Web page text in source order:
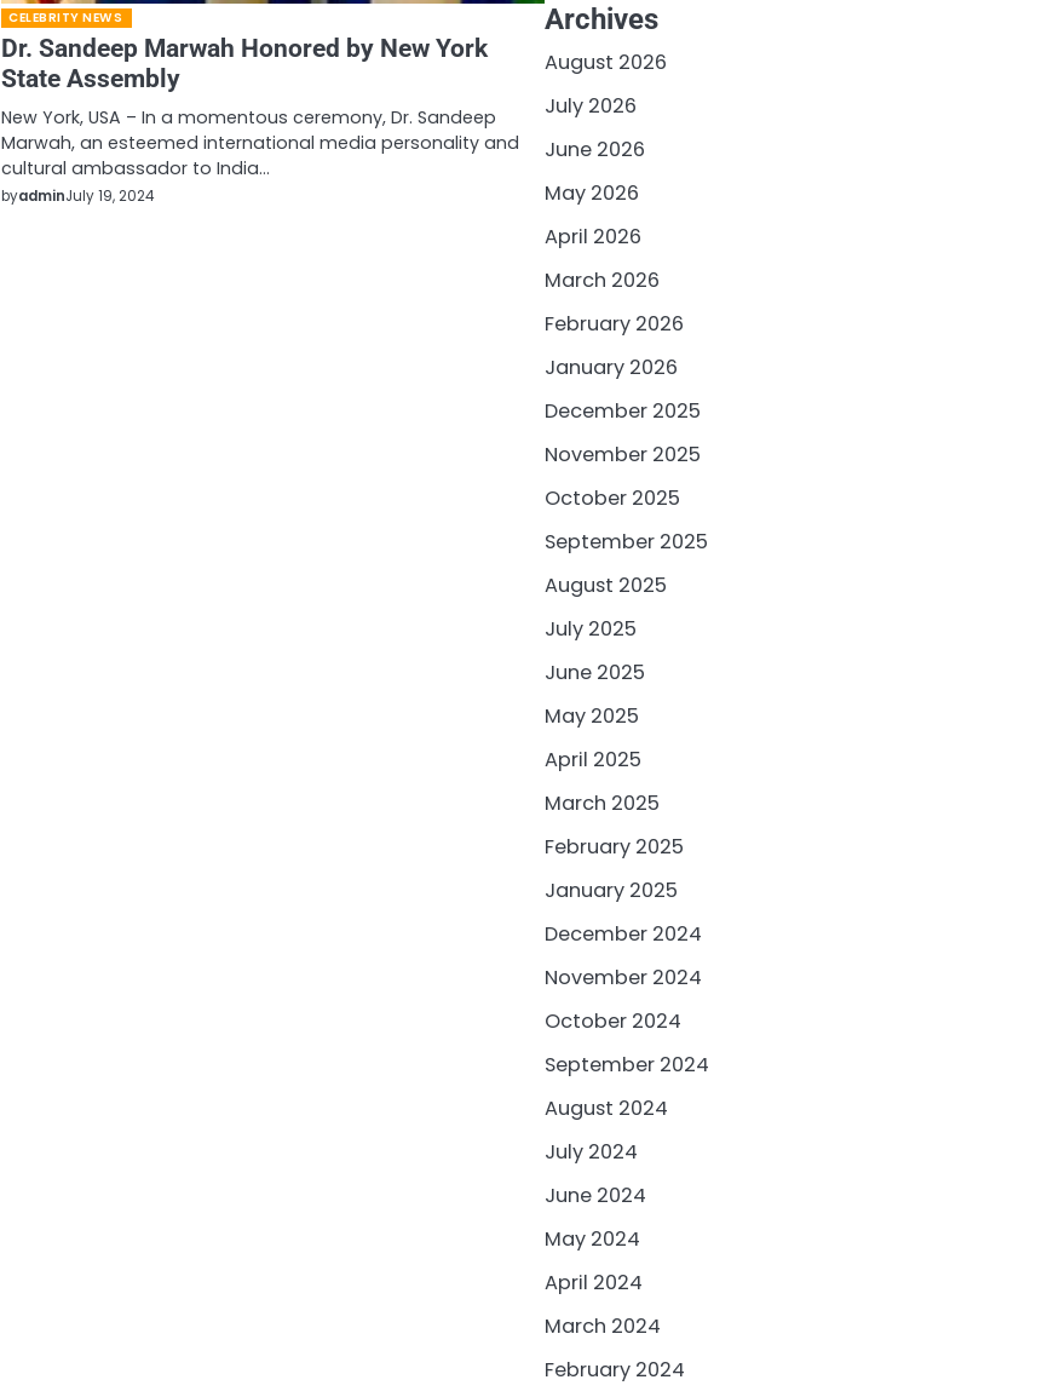
CELEBRITY NEWS
Dr. Sandeep Marwah Honored by New York
State Assembly
New York, USA – In a momentous ceremony, Dr. Sandeep
Marwah, an esteemed international media personality and
cultural ambassador to India…
byadminJuly 19, 2024
Archives
August 2026
July 2026
June 2026
May 2026
April 2026
March 2026
February 2026
January 2026
December 2025
November 2025
October 2025
September 2025
August 2025
July 2025
June 2025
May 2025
April 2025
March 2025
February 2025
January 2025
December 2024
November 2024
October 2024
September 2024
August 2024
July 2024
June 2024
May 2024
April 2024
March 2024
February 2024